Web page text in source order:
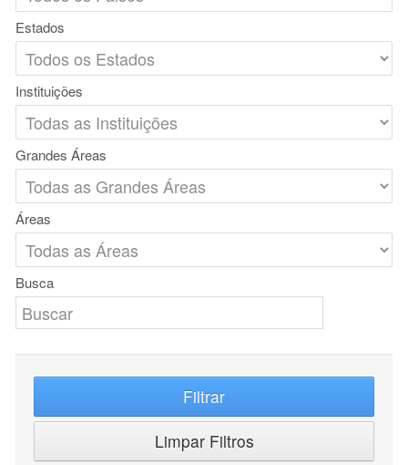
Estados
Instituições
Grandes Áreas
Áreas
Busca
Filtrar
Limpar Filtros